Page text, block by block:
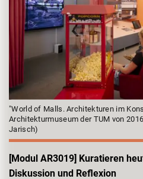
"World of Malls. Architekturen im
Architekturmuseum der TUM von
Jarisch)
[Modul AR3019] Kuratieren
Diskussion und Reflexion